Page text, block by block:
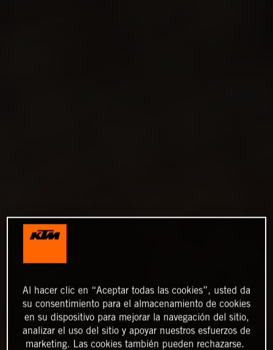
Al hacer clic en “Aceptar todas las cookies”, usted da
su consentimiento para el almacenamiento de cookies
en su dispositivo para mejorar la navegación del sitio,
analizar el uso del sitio y apoyar nuestros esfuerzos de
marketing. Las cookies también pueden rechazarse.